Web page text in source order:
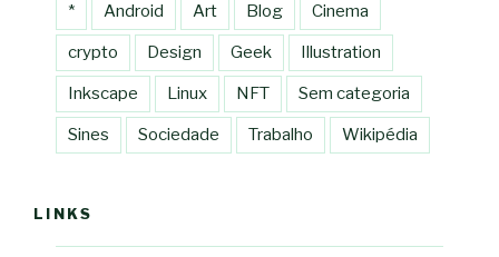
* Android Art Blog Cinema
crypto Design Geek Illustration
Inkscape Linux NFT Sem categoria
Sines Sociedade Trabalho Wikipédia
LINKS